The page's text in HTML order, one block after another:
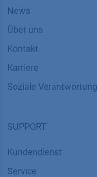
News
Über uns
Kontakt
Karriere
Soziale Verantwortung
SUPPORT
Kundendienst
Service